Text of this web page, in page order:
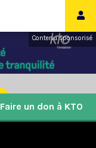
Contenu sponsorisé
Faire un don à KTO